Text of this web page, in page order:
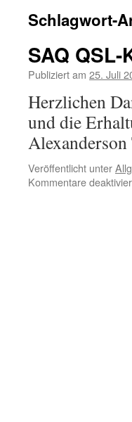
Schlagwort-
SAQ
Publiziert am 25. Juli
Herzlichen
und die
Alexanderson
Veröffentlicht unter
Kommentare